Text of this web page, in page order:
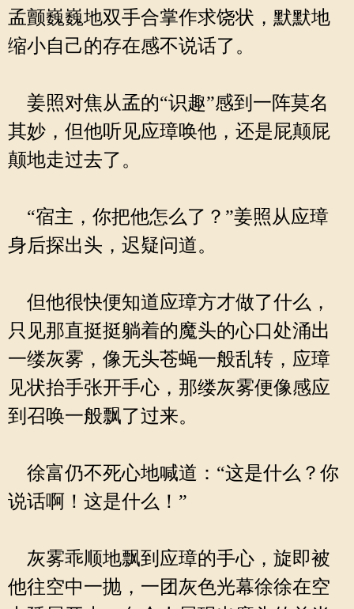
孟颤巍巍地双手合掌作求饶状，默默地
缩小自己的存在感不说话了。
姜照对焦从孟的“识趣”感到一阵莫名
其妙，但他听见应璋唤他，还是屁颠屁
颠地走过去了。
“宿主，你把他怎么了？”姜照从应璋
身后探出头，迟疑问道。
但他很快便知道应璋方才做了什么，
只见那直挺挺躺着的魔头的心口处涌出
一缕灰雾，像无头苍蝇一般乱转，应璋
见状抬手张开手心，那缕灰雾便像感应
到召唤一般飘了过来。
徐富仍不死心地喊道：“这是什么？你
说话啊！这是什么！”
灰雾乖顺地飘到应璋的手心，旋即被
他往空中一抛，一团灰色光幕徐徐在空